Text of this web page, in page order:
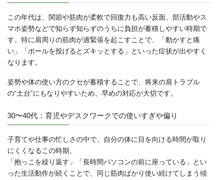
この年代は、関節や筋肉が柔軟で回復力も高い反面、部活動やス
マホ姿勢などで知らず知らずのうちに負担が蓄積しやすい時期で
す。特に肩周りの筋肉が過緊張を起こすことで、「動かすと痛
い」「ボールを投げるとズキッとする」といった症状が出やすく
なります。
姿勢や体の使い方のクセが蓄積することで、将来の肩トラブル
の“土台”にもなりやすいため、早めの対応が大切です。
30〜40代：育児やデスクワークでの使いすぎや偏り
子育てや仕事の忙しさの中で、自分の体に目を向ける時間が取り
にくくなるこの時期。
「抱っこを繰り返す」「長時間パソコンの前に座っている」とい
った生活動作が続くことで、同じ筋肉ばかり使い続けてしまう傾